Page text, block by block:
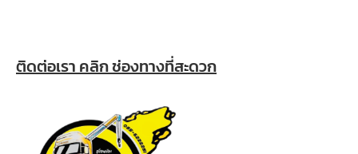
ติดต่อเรา คลิก ช่องทางที่สะดวก